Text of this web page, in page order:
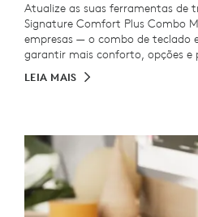
Atualize as suas ferramentas de
Signature Comfort Plus Combo
empresas — o combo de teclado
garantir mais conforto, opções e
LEIA MAIS